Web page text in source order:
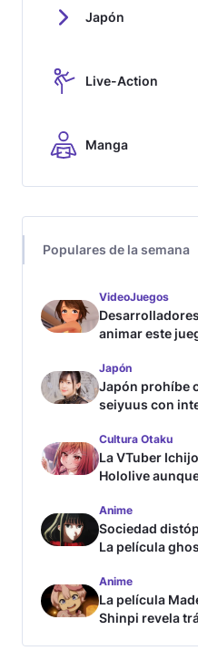
Japón
Live-Action
Manga
Populares de la semana
VideoJuegos
animar este
Japón
Japón prohíbe
seiyuus con
Cultura Otaku
La VTuber
Hololive
Anime
Sociedad
La película
Anime
La película
Shinpi revela